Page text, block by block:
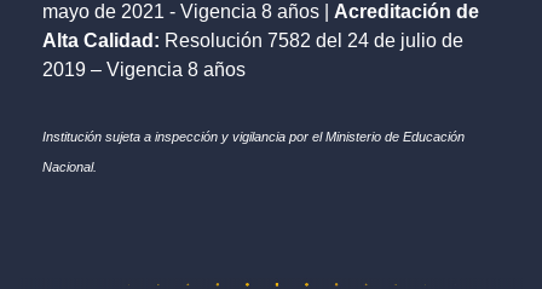
mayo de 2021 - Vigencia 8 años | Acreditación de
Alta Calidad: Resolución 7582 del 24 de julio de
2019 – Vigencia 8 años
Institución sujeta a inspección y vigilancia por el Ministerio de Educación
Nacional.